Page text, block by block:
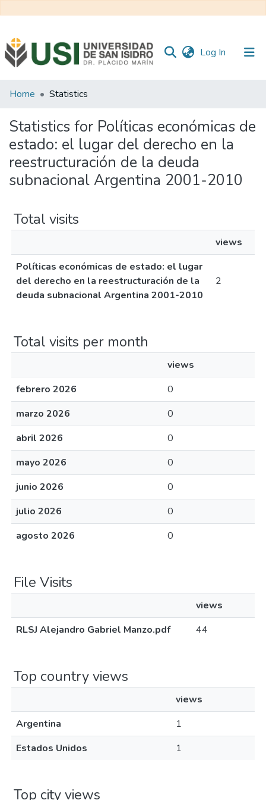
Log In (current)
Communities
Collections
All of RI USI
Home Statistics
Statistics for Políticas económicas de
estado: el lugar del derecho en la
reestructuración de la deuda
subnacional Argentina 2001-2010
Total visits
views
Políticas económicas de estado: el lugar
del derecho en la reestructuración de la
deuda subnacional Argentina 2001-2010
2
Total visits per month
views
febrero 2026
0
marzo 2026
0
abril 2026
0
mayo 2026
0
junio 2026
0
julio 2026
0
agosto 2026
0
File Visits
views
RLSJ Alejandro Gabriel Manzo.pdf
44
Top country views
views
Argentina
1
Estados Unidos
1
Top city views